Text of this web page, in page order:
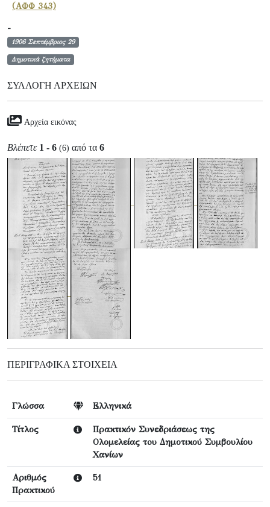
(ΑΦΦ 343)
-
1906 Σεπτέμβριος 29
Δημοτικά ζητήματα
ΣΥΛΛΟΓΉ ΑΡΧΕΊΩΝ
Αρχεία εικόνας
Βλέπετε 1 - 6 (6) από τα 6
ΠΕΡΙΓΡΑΦΙΚΆ ΣΤΟΙΧΕΊΑ
Γλώσσα Ελληνικά
Τίτλος
Πρακτικόν Συνεδριάσεως της
Ολομελείας τoυ Δημοτικού Συμβουλίου
Χανίων
Αριθμός
Πρακτικού
51